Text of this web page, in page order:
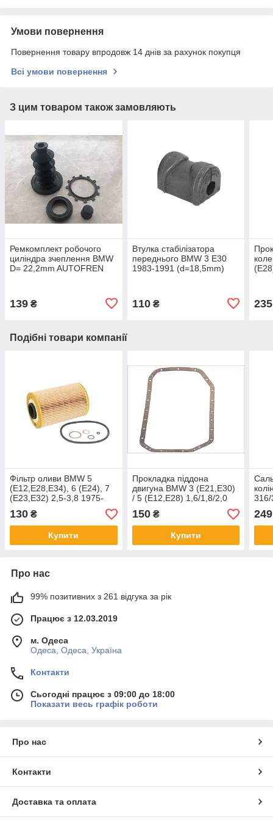
Умови повернення
Повернення товару впродовж 14 днів за рахунок покупця
Всі умови повернення
З цим товаром також замовляють
Ремкомплект робочого
циліндра зчеплення BMW
D= 22,2mm AUTOFREN
139 ₴
Втулка стабілізатора
переднього BMW 3 E30
1983-1991 (d=18,5mm)
110₴ 235
Подібні товари компанії
Фільтр оливи BMW 5
(E12,E28,E34), 6 (E24), 7
(E23,E32) 2,5-3,8 1975-
1995
130 ₴
Купити
Прокладка піддона
двигуна BMW 3 (E21,E30)
/ 5 (E12,E28) 1,6/1,8/2,0
M10 4 циліндри 1978-1990
150₴
Купити
316/
249
Про нас
99% позитивних з 261 відгука за рік
Працює з 12.03.2019
м. Одеса
Одеса, Одеса, Україна
Контакти
Сьогодні працює з 09:00 до 18:00
Показати весь графік роботи
Про нас
Контакти
Доставка та оплата